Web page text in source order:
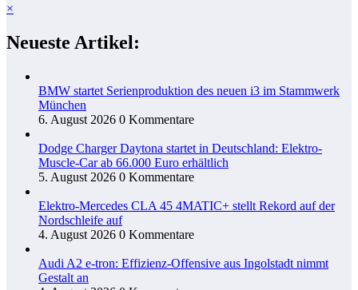
×
Neueste Artikel:
BMW startet Serienproduktion des neuen i3 im Stammwerk
München
6. August 2026 0 Kommentare
Dodge Charger Daytona startet in Deutschland: Elektro-
Muscle-Car ab 66.000 Euro erhältlich
5. August 2026 0 Kommentare
Elektro-Mercedes CLA 45 4MATIC+ stellt Rekord auf der
Nordschleife auf
4. August 2026 0 Kommentare
Audi A2 e-tron: Effizienz-Offensive aus Ingolstadt nimmt
Gestalt an